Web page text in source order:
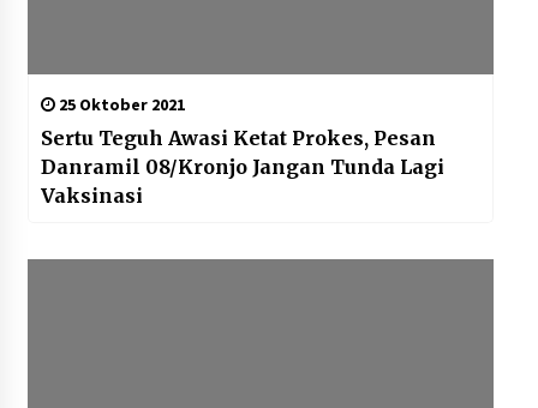
25 Oktober 2021
Sertu Teguh Awasi Ketat Prokes, Pesan
Danramil 08/Kronjo Jangan Tunda Lagi
Vaksinasi